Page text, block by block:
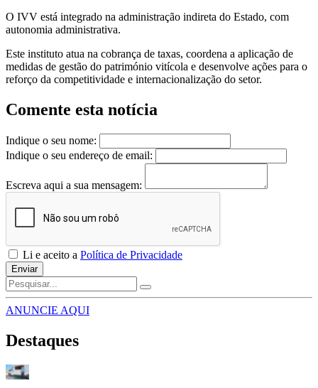
O IVV está integrado na administração indireta do Estado, com
autonomia administrativa.
Este instituto atua na cobrança de taxas, coordena a aplicação de
medidas de gestão do património vitícola e desenvolve ações para o
reforço da competitividade e internacionalização do setor.
Comente esta notícia
Indique o seu nome:
Indique o seu endereço de email:
Escreva aqui a sua mensagem:
Li e aceito a Política de Privacidade
Enviar
ANUNCIE AQUI
Destaques